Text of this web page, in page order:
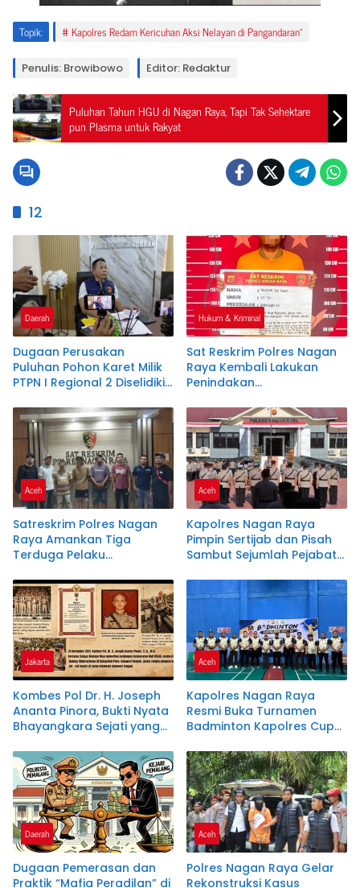
Topik: Kapolres Redam Kericuhan Aksi Nelayan di Pangandaran”
Penulis: Browibowo Editor: Redaktur
Puluhan Tahun HGU di Nagan Raya, Tapi Tak Sehektare
pun Plasma untuk Rakyat
12
Daerah
Dugaan Perusakan
Puluhan Pohon Karet Milik
PTPN I Regional 2 Diselidiki
Hukum & Kriminal
Sat Reskrim Polres Nagan
Raya Kembali Lakukan
Penindakan
Bersubsidi, Tiga Tersangka
Ditahan.
Aceh
Satreskrim Polres Nagan
Raya Amankan Tiga
Terduga Pelaku
Bersubsidi dan Bio Solar
Bersubsidi.
Aceh
Kapolres Nagan Raya
Pimpin Sertijab dan Pisah
Sambut Sejumlah Pejabat
Jajaran
Jakarta
Kombes Pol Dr. H. Joseph
Ananta Pinora, Bukti Nyata
Bhayangkara Sejati yang
Aceh
Kapolres Nagan Raya
Resmi Buka Turnamen
Badminton Kapolres Cup
Bhayangkara ke-80
Daerah
Dugaan Pemerasan dan
Praktik “Mafia Peradilan” di
Aceh
Polres Nagan Raya Gelar
Rekonstruksi Kasus